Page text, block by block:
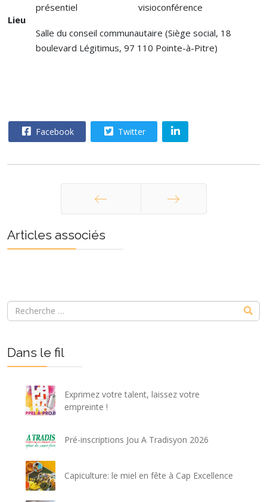
Lieu
présentiel
visioconférence
Salle du conseil communautaire (Siège social, 18
boulevard Légitimus, 97 110 Pointe-à-Pitre)
Facebook Twitter
Précédent
Articles associés
Dans le fil
Exprimez votre talent, laissez votre
empreinte !
Pré-inscriptions Jou A Tradisyon 2026
Capiculture: le miel en fête à Cap Excellence